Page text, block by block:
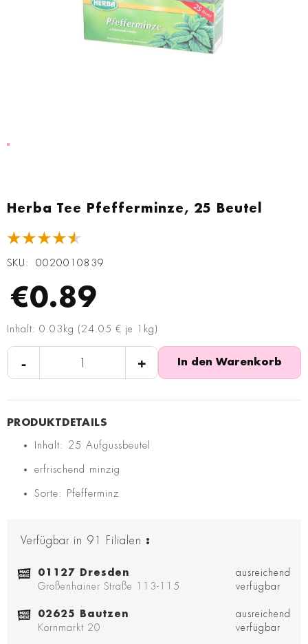
Herba Tee Pfefferminze, 25 Beutel
★★★★★
SKU 0020010839
€0.89
Inhalt: 0.03kg (24.05 € je 1kg)
- + In den Warenkorb
Inhalt: 25 Aufgussbeutel
erfrischend minzig
Sorte: Pfefferminz
Verfügbar in 91 Filialen :
01127 Dresden
Großenhainer Straße 113-115
ausreichend
verfügbar
02625 Bautzen
Kornmarkt 20
ausreichend
verfügbar
Anfang
Bildgalerie